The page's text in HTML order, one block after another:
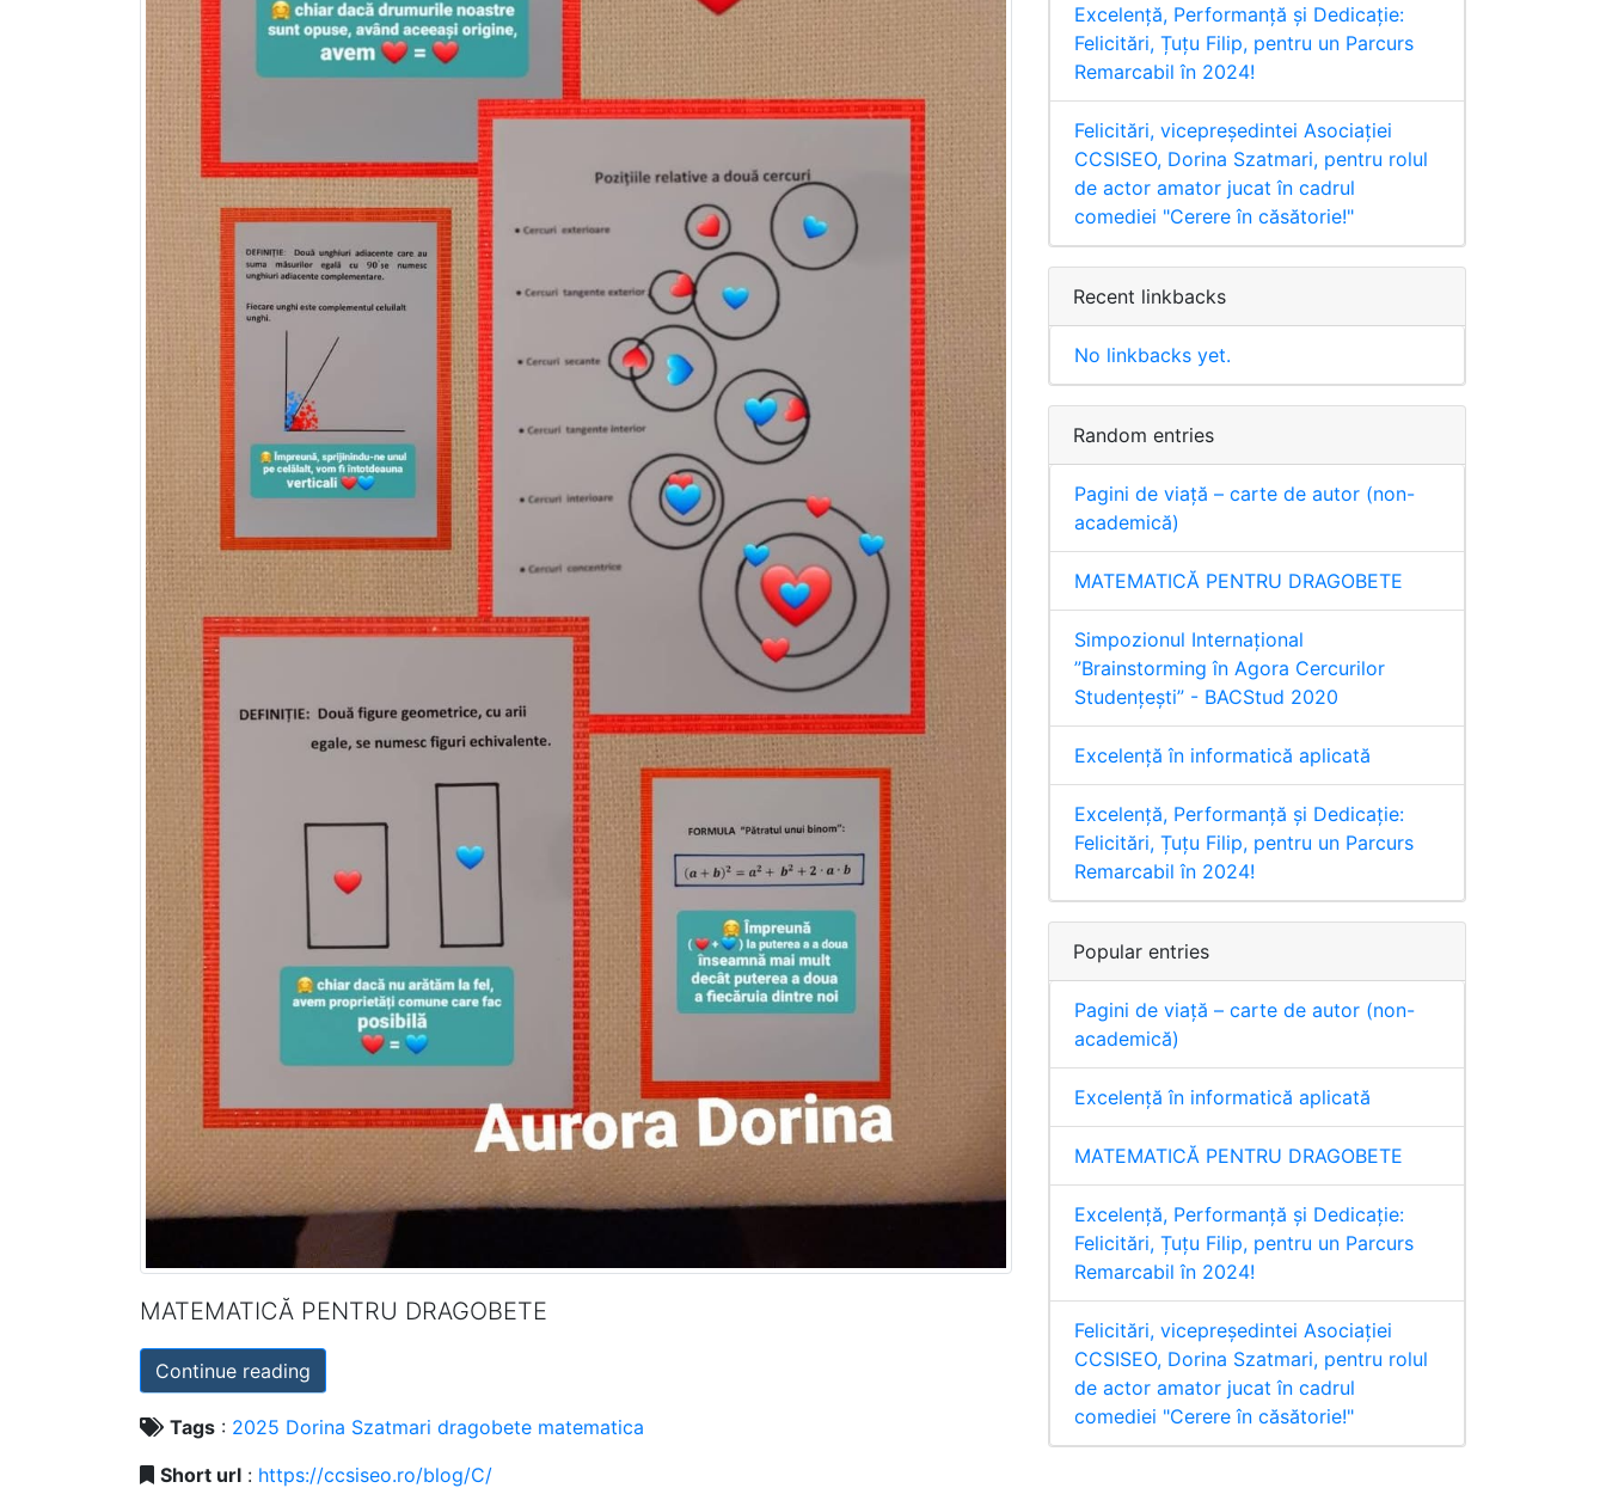
MATEMATICĂ PENTRU DRAGOBETE
Continue reading
Tags : 2025 Dorina Szatmari dragobete matematica
Short url : https://ccsiseo.ro/blog/C/
Excelență, Performanță și Dedicație:
Felicitări, Țuțu Filip, pentru un Parcurs
Remarcabil în 2024!
Felicitări, vicepreședintei Asociației
CCSISEO, Dorina Szatmari, pentru rolul
de actor amator jucat în cadrul
comediei "Cerere în căsătorie!"
Recent linkbacks
No linkbacks yet.
Random entries
Pagini de viață – carte de autor (non-
academică)
MATEMATICĂ PENTRU DRAGOBETE
Simpozionul Internaţional
”Brainstorming în Agora Cercurilor
Studențești” - BACStud 2020
Excelență în informatică aplicată
Excelență, Performanță și Dedicație:
Felicitări, Țuțu Filip, pentru un Parcurs
Remarcabil în 2024!
Popular entries
Pagini de viață – carte de autor (non-
academică)
Excelență în informatică aplicată
MATEMATICĂ PENTRU DRAGOBETE
Excelență, Performanță și Dedicație:
Felicitări, Țuțu Filip, pentru un Parcurs
Remarcabil în 2024!
Felicitări, vicepreședintei Asociației
CCSISEO, Dorina Szatmari, pentru rolul
de actor amator jucat în cadrul
comediei "Cerere în căsătorie!"